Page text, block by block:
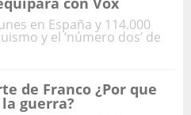
en España y 114.000
y el ‘número dos’ de
de Franco ¿Por que
guerra?